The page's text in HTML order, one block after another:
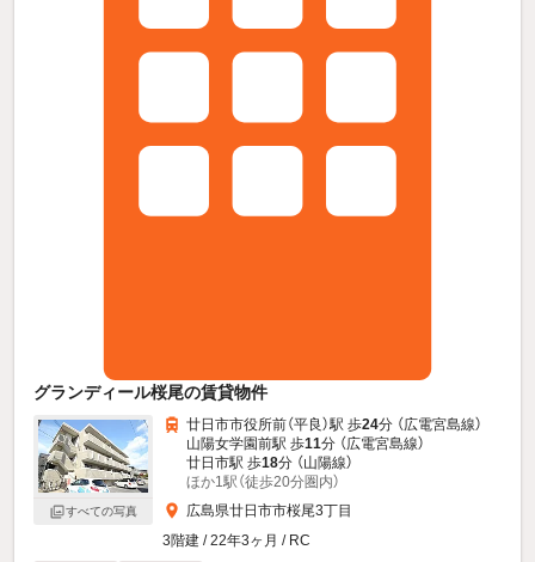
グランディール桜尾の賃貸物件
すべての写真
廿日市市役所前（平良）駅 歩24分 （広電宮島線）
山陽女学園前駅 歩11分 （広電宮島線）
廿日市駅 歩18分 （山陽線）
ほか1駅（徒歩20分圏内）
広島県廿日市市桜尾3丁目
3階建 / 22年3ヶ月 / RC